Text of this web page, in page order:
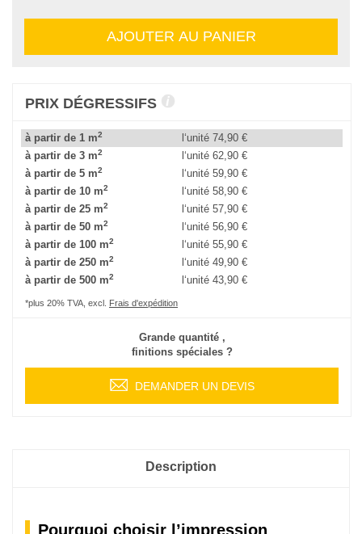
AJOUTER AU PANIER
PRIX DÉGRESSIFS
à partir de 1 m2 l‘unité74,90 €
à partir de 3 m2 l‘unité62,90 €
à partir de 5 m2 l‘unité59,90 €
à partir de 10 m2 l‘unité58,90 €
à partir de 25 m2 l‘unité57,90 €
à partir de 50 m2 l‘unité56,90 €
à partir de 100 m2 l‘unité55,90 €
à partir de 250 m2 l‘unité49,90 €
à partir de 500 m2 l‘unité43,90 €
*plus 20% TVA, excl. Frais d'expédition
Grande quantité ,
finitions spéciales ?
DEMANDER UN DEVIS
Description
Pourquoi choisir l’impression